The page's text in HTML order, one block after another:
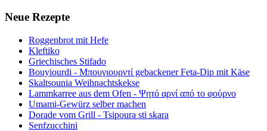
Neue Rezepte
Roggenbrot mit Hefe
Kleftiko
Griechisches Stifado
Bouyiourdi - Μπουγιουρντί gebackener Feta-Dip mit Käse
Skaltsounia Weihnachtskekse
Lammkarree aus dem Ofen - Ψητό αρνί από το φούρνο
Umami-Gewürz selber machen
Dorade vom Grill - Tsipoura sti skara
Senfzucchini